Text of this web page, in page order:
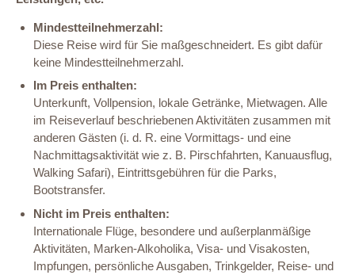
Mindestteilnehmerzahl:
Diese Reise wird für Sie maßgeschneidert. Es gibt dafür
keine Mindestteilnehmerzahl.
Im Preis enthalten:
Unterkunft, Vollpension, lokale Getränke, Mietwagen. Alle
im Reiseverlauf beschriebenen Aktivitäten zusammen mit
anderen Gästen (i. d. R. eine Vormittags- und eine
Nachmittagsaktivität wie z. B. Pirschfahrten, Kanuausflug,
Walking Safari), Eintrittsgebühren für die Parks,
Bootstransfer.
Nicht im Preis enthalten:
Internationale Flüge, besondere und außerplanmäßige
Aktivitäten, Marken-Alkoholika, Visa- und Visakosten,
Impfungen, persönliche Ausgaben, Trinkgelder, Reise- und